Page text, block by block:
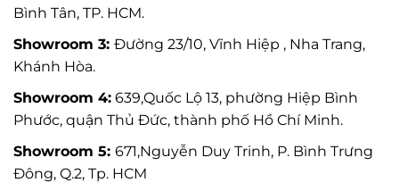
Bình Tân, TP. HCM.
Showroom 3: Đường 23/10, Vĩnh Hiệp , Nha Trang,
Khánh Hòa.
Showroom 4: 639,Quốc Lộ 13, phường Hiệp Bình
Phước, quận Thủ Đức, thành phố Hồ Chí Minh.
Showroom 5: 671,Nguyễn Duy Trinh, P. Bình Trưng
Đông, Q.2, Tp. HCM